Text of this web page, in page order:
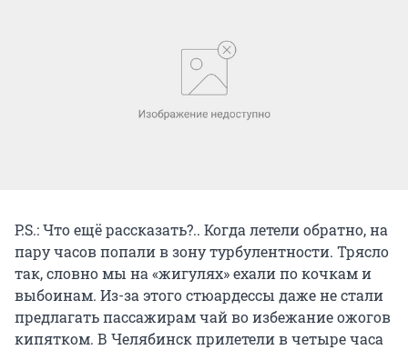
P.S.: Что ещё рассказать?.. Когда летели обратно, на
пару часов попали в зону турбулентности. Трясло
так, словно мы на «жигулях» ехали по кочкам и
выбоинам. Из-за этого стюардессы даже не стали
предлагать пассажирам чай во избежание ожогов
кипятком. В Челябинск прилетели в четыре часа